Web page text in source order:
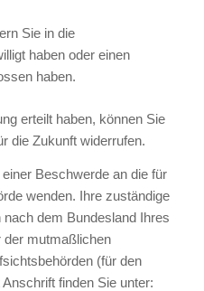
Sie in die
haben oder einen
haben.
erteilt haben, können Sie
die Zukunft widerrufen.
Beschwerde an die für
wenden. Ihre zuständige
dem Bundesland Ihres
der mutmaßlichen
(für den
finden Sie unter: